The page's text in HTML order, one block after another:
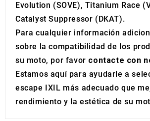
Evolution (SOVE), Titanium Race
Catalyst Suppressor (DKAT).
Para cualquier información
sobre la compatibilidad de los
su moto, por favor contacte con
Estamos aquí para ayudarle a
escape IXIL más adecuado que
rendimiento y la estética de su